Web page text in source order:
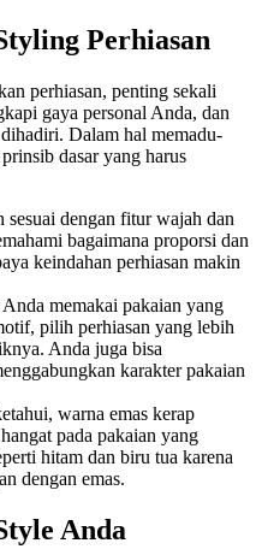
Perhiasan
perhiasan, penting sekali
gaya personal Anda, dan
Dalam hal memadu-
dasar yang harus
sesuai dengan fitur wajah dan
bagaimana proporsi dan
keindahan perhiasan makin
memakai pakaian yang
pilih perhiasan yang lebih
Anda juga bisa
karakter pakaian
warna emas kerap
pada pakaian yang
hitam dan biru tua karena
dengan emas.
Anda